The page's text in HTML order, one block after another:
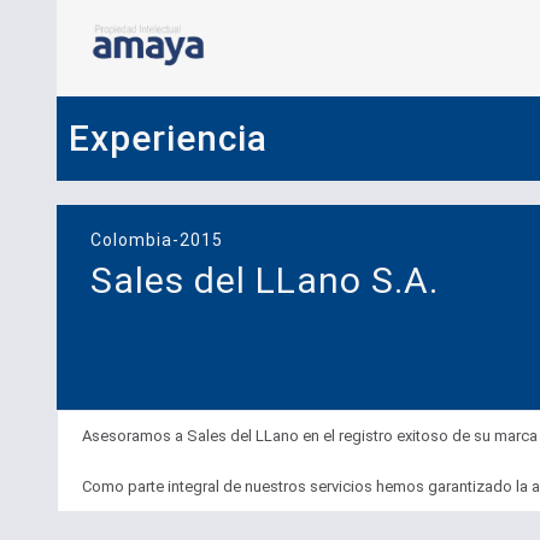
Experiencia
Colombia-2015
Sales del LLano S.A.
Asesoramos a Sales del LLano en el registro exitoso de su
Como parte integral de nuestros servicios hemos garantizado la